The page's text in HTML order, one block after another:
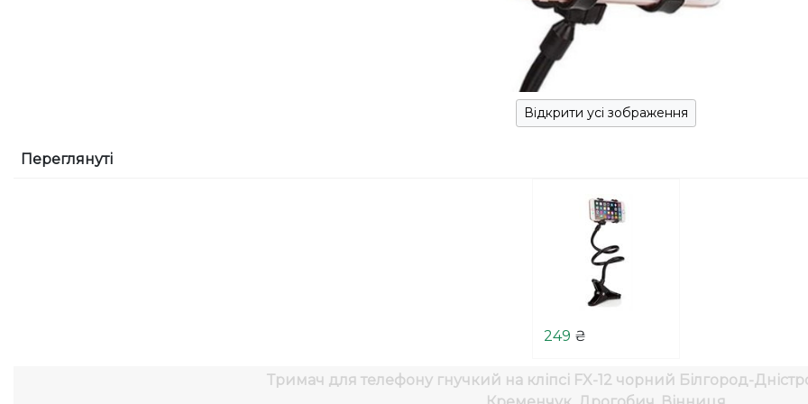
Відкрити усі зображення
Переглянуті
249 ₴
Тримач для телефону гнучкий на кліпсі FX-12 чорний Білгород-